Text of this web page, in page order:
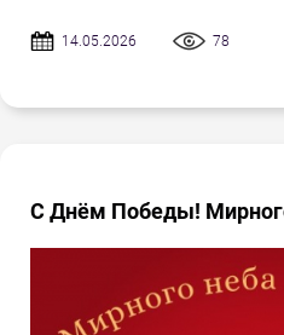
14.05.2026 78
С Днём Победы!